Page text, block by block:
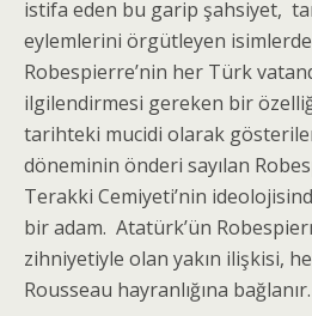
istifa eden bu garip şahsiyet,
eylemlerini örgütleyen
Robespierre’nin her Türk
ilgilendirmesi gereken bir
tarihteki mucidi olarak
döneminin önderi sayılan
Terakki Cemiyeti’nin
bir adam. Atatürk’ün
zihniyetiyle olan yakın ilişkisi,
Rousseau hayranlığına bağlanır.